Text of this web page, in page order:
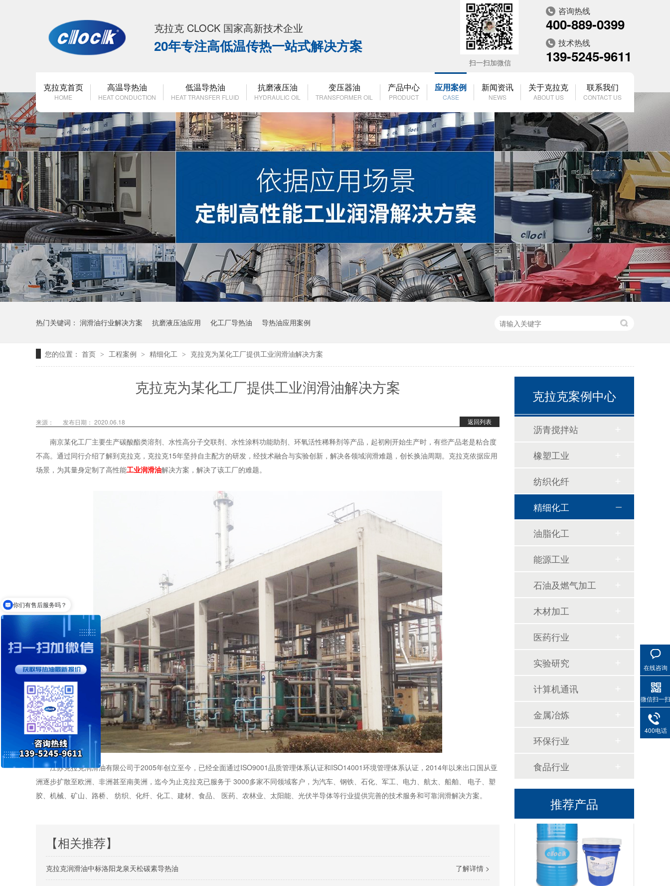
克拉克 CLOCK 国家高新技术企业
20年专注高低温传热一站式解决方案
咨询热线
400-889-0399
技术热线
139-5245-9611
扫一扫加微信
克拉克首页
HOME
高温导热油
HEAT CONDUCTION
低温导热油
HEAT TRANSFER FLUID
抗磨液压油
HYDRAULIC OIL
变压器油
TRANSFORMER OIL
产品中心
PRODUCT
应用案例
CASE
新闻资讯
NEWS
关于克拉克
ABOUT US
联系我们
CONTACT US
热门关键词： 润滑油行业解决方案 抗磨液压油应用 化工厂导热油 导热油应用案例
您的位置： 首页 > 工程案例 > 精细化工 > 克拉克为某化工厂提供工业润滑油解决方案
克拉克为某化工厂提供工业润滑油解决方案
返回列表
来源： 发布日期： 2020.06.18
南京某化工厂主要生产碳酸酯类溶剂、水性高分子交联剂、水性涂料功能助剂、环氧活性稀释剂等产品，起初刚开始生产时，有些产品老是粘合度
不高。通过同行介绍了解到克拉克，克拉克15年坚持自主配方的研发，经技术融合与实验创新，解决各领域润滑难题，创长换油周期。克拉克依据应用
场景，为其量身定制了高性能工业润滑油解决方案，解决了该工厂的难题。
江苏克拉克润滑油有限公司于2005年创立至今，已经全面通过ISO9001品质管理体系认证和ISO14001环境管理体系认证，2014年以来出口国从亚
洲逐步扩散至欧洲、非洲甚至南美洲，迄今为止克拉克已服务于 3000多家不同领域客户，为汽车、钢铁、石化、军工、电力、航太、船舶、 电子、塑
胶、机械、矿山、路桥、 纺织、化纤、化工、建材、食品、 医药、农林业、太阳能、光伏半导体等行业提供完善的技术服务和可靠润滑解决方案。
【相关推荐】
了解详情 >
克拉克润滑油中标洛阳龙泉天松碳素导热油
克拉克案例中心
沥青搅拌站
橡塑工业
纺织化纤
精细化工
油脂化工
能源工业
石油及燃气加工
木材加工
医药行业
实验研究
计算机通讯
金属冶炼
环保行业
食品行业
推荐产品
高温链条油HL350
高温导热油WD-320 在线咨询
微信扫一扫
400电话
你们导热油可以达到多少度？